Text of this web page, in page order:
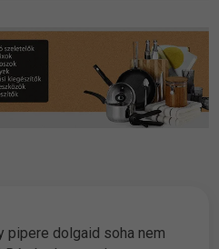
pipere dolgaid soha nem